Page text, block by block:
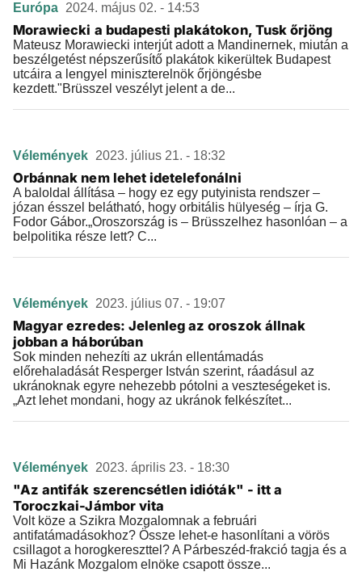
Európa 2024. május 02. - 14:53
Morawiecki a budapesti plakátokon, Tusk őrjöng
Mateusz Morawiecki interjút adott a Mandinernek, miután a
beszélgetést népszerűsítő plakátok kikerültek Budapest
utcáira a lengyel miniszterelnök őrjöngésbe
kezdett."Brüsszel veszélyt jelent a de...
Vélemények 2023. július 21. - 18:32
Orbánnak nem lehet idetelefonálni
A baloldal állítása – hogy ez egy putyinista rendszer –
józan ésszel belátható, hogy orbitális hülyeség – írja G.
Fodor Gábor.„Oroszország is – Brüsszelhez hasonlóan – a
belpolitika része lett? C...
Vélemények 2023. július 07. - 19:07
Magyar ezredes: Jelenleg az oroszok állnak
jobban a háborúban
Sok minden nehezíti az ukrán ellentámadás
előrehaladását Resperger István szerint, ráadásul az
ukránoknak egyre nehezebb pótolni a veszteségeket is.
„Azt lehet mondani, hogy az ukránok felkészítet...
Vélemények 2023. április 23. - 18:30
"Az antifák szerencsétlen idióták" - itt a
Toroczkai-Jámbor vita
Volt köze a Szikra Mozgalomnak a februári
antifatámadásokhoz? Össze lehet-e hasonlítani a vörös
csillagot a horogkereszttel? A Párbeszéd-frakció tagja és a
Mi Hazánk Mozgalom elnöke csapott össze...